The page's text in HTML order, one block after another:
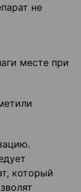
не
месте при
который